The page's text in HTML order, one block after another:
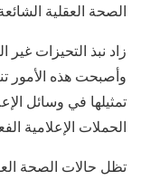
الصحة العقلية
زاد نبذ التحيزات
وأصبحت هذه الأمور
تمثيلها في وسائل
الحملات الإعلامية
تظل حالات الصحة